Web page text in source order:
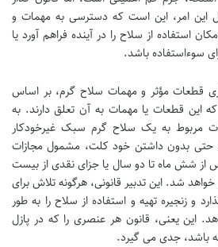
این امر، این است که دسترسی به مهمات و
استفاده از سلاح را در آینده فراهم آورد یا
سوءاستفاده باشد.
قطعات مؤثر و مهمات سلاح گرم، بر اساس
این قطعات یا مهمات به آن تعلق دارند. به
مربوط به یک سلاح گرم سبک غیرخودکار
حتی بدون داشتن خود کلت، مشمول مجازات
۶، یعنی حبس از شش ماه تا دو سال یا جزای نقدی از بیست
شد. این تدبیر قانونی، هرگونه تلاش برای
و زنجیره تهیه و استفاده از سلاح را به طور
این یعنی، قانون هر عنصری را که در پازل
باشد، جدی می گیرد.